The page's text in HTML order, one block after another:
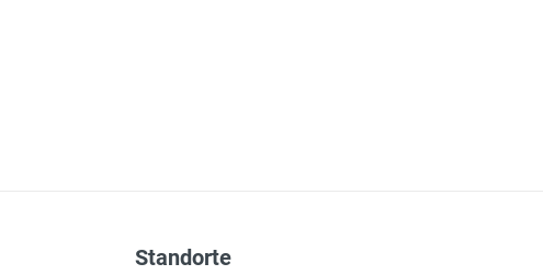
Standorte